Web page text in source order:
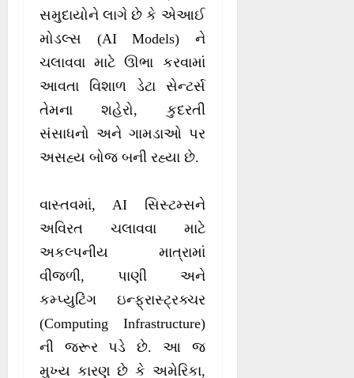
સમુદાયોને લાગે છે કે એઆઈ
મોડલ્સ (AI Models) ને
ચલાવવા માટે ઊભા કરવામાં
આવતા વિશાળ ડેટા સેન્ટર્સ
તેમના શહેરો, કુદરતી
સંસાધનો અને ગામડાઓ પર
અસહ્ય બોજ બની રહ્યા છે.
વાસ્તવમાં, AI સિસ્ટમ્સને
અવિરત ચલાવવા માટે
અકલ્પનીય માત્રામાં
વીજળી, પાણી અને
કમ્પ્યુટિંગ ઇન્ફ્રાસ્ટ્રક્ચર
(Computing Infrastructure)
ની જરૂર પડે છે. આ જ
મુખ્ય કારણ છે કે અમેરિકા,